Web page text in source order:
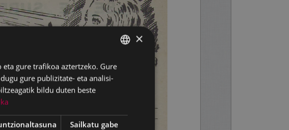
BASQUE
SPANISH
×
gure trafikoa aztertzeko. Gure
gure publizitate- eta analisi-
bildu duten beste
Sailkatu gabe